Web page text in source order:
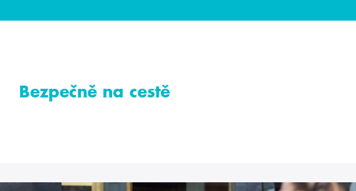
Bezpečně na cestě